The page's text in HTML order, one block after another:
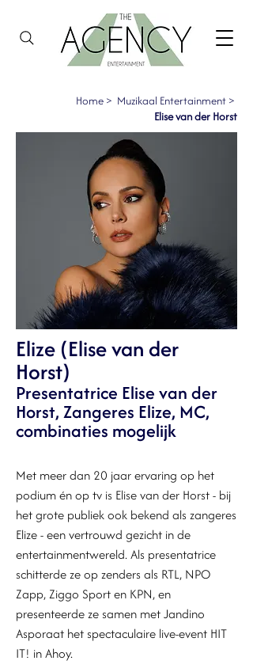
Home > Muzikaal Entertainment >
Elise van der Horst
Elize (Elise van der
Horst)
Presentatrice Elise van der
Horst, Zangeres Elize, MC,
combinaties mogelijk
Met meer dan 20 jaar ervaring op het
podium én op tv is Elise van der Horst - bij
het grote publiek ook bekend als zangeres
Elize - een vertrouwd gezicht in de
entertainmentwereld. Als presentatrice
schitterde ze op zenders als RTL, NPO
Zapp, Ziggo Sport en KPN, en
presenteerde ze samen met Jandino
Asporaat het spectaculaire live-event HIT
IT! in Ahoy.